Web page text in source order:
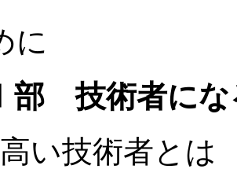
に
技術者にな
い技術者とは